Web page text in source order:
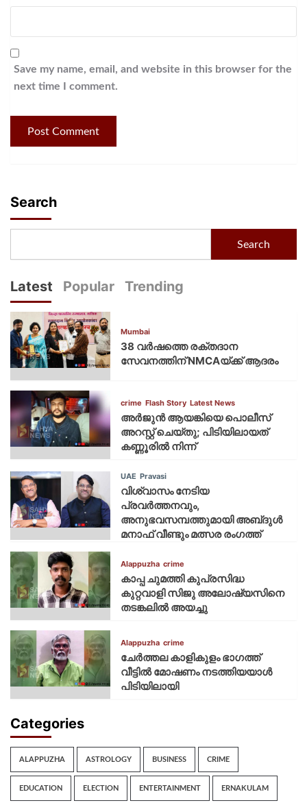
Save my name, email, and website in this browser for the
next time I comment.
Search
Search
Latest Popular Trending
Mumbai
38 വർഷത്തെ രക്തദാന
സേവനത്തിന് NMCAയ്ക്ക് ആദരം
crime Flash Story Latest News
അർജുൻ ആയങ്കിയെ പൊലീസ്
അറസ്റ്റ് ചെയ്‌തു; പിടിയിലായത്
കണ്ണൂരിൽ നിന്ന്
UAE Pravasi
വിശ്വാസം നേടിയ
പ്രവർത്തനവും,
അനുഭവസമ്പത്തുമായി അബ്‌ദുൾ
മനാഫ് വീണ്ടും മത്സര രംഗത്ത്
Alappuzha crime
കാപ്പ ചുമത്തി കുപ്രസിദ്ധ
കുറ്റവാളി സിജു അലോഷ്യസിനെ
തടങ്കലിൽ അയച്ചു
Alappuzha crime
ചേർത്തല കാളികുളം ഭാഗത്ത്
വീട്ടിൽ മോഷണം നടത്തിയയാൾ
പിടിയിലായി
Categories
ALAPPUZHA ASTROLOGY BUSINESS CRIME
EDUCATION ELECTION ENTERTAINMENT ERNAKULAM